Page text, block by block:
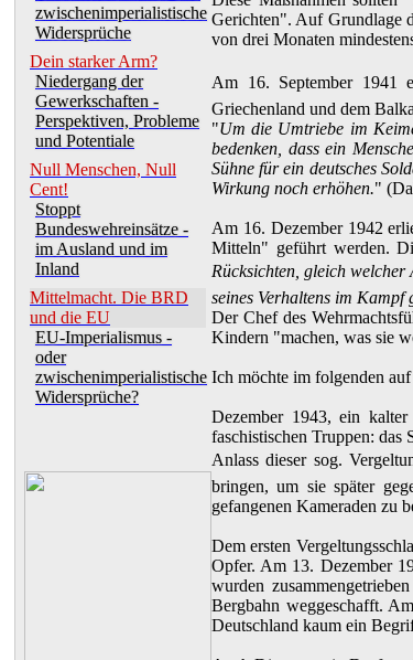
zwischenimperialistische
Widersprüche
Dein starker Arm?
Niedergang der
Gewerkschaften -
Perspektiven, Probleme
und Potentiale
Null Menschen, Null
Cent!
Stoppt
Bundeswehreinsätze -
im Ausland und im
Inland
Mittelmacht. Die BRD
und die EU
EU-Imperialismus -
oder
zwischenimperialistische
Widersprüche?
Gerichten". Auf Grundlage
von drei Monaten
Am 16. September 1941
Griechenland und dem
"Um die Umtriebe im
bedenken, dass ein
Sühne für ein deutsches
Wirkung noch erhöhen."
Am 16. Dezember 1942
Mitteln" geführt werden.
Rücksichten, gleich welcher
seines Verhaltens im
Der Chef des
Kindern "machen, was sie
Ich möchte im folgenden
Dezember 1943, ein
faschistischen Truppen: das
Anlass dieser sog.
bringen, um sie später
gefangenen Kameraden zu
Dem ersten
Opfer. Am 13. Dezember
wurden
Bergbahn weggeschafft.
Deutschland kaum ein